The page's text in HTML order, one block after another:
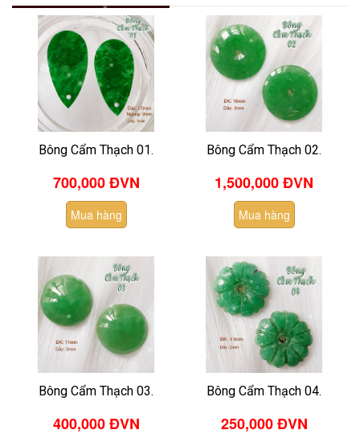
Bông Cẩm Thạch 01.
700,000 ĐVN
Mua hàng
Bông Cẩm Thạch 02.
1,500,000ĐVN
Mua hàng
Bông Cẩm Thạch 03.
400,000 ĐVN
Bông Cẩm Thạch 04.
250,000 ĐVN